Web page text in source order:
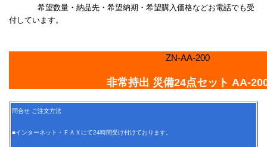
希望数量・納品先・希望納期・希望購入価格などお電話でも受
付しています。
ZN-AA-200
非常持出 災備24点セット AA-
問合せ ご注文方法
■インターネット・ＦＡＸにて24時間受け付けております。